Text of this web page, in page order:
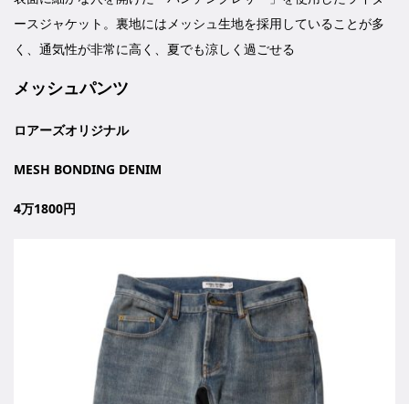
ースジャケット。裏地にはメッシュ生地を採用していることが多
く、通気性が非常に高く、夏でも涼しく過ごせる
メッシュパンツ
ロアーズオリジナル
MESH BONDING DENIM
4万1800円